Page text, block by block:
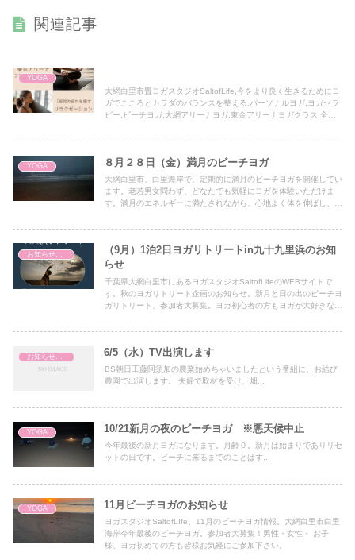
関連記事
YOGA
大網白里市畳ヨガスタジオSaltofLife,今をより良く生きるためにヨ
ガでこころとカラダのバランスを整える,パーソナルヨガ,ヨガセラ
ピー,ビーチヨガ,大網アリーナヨガ,東金アリーナヨガクラス,全米
YOGA ８月２８日（金）満月のビーチヨガ
大網白里市、白里海岸で、定期的に満月のビーチヨガを開催してい
ます。老若男女問わず、どなたでも気軽にヨガを体験いただけま
す。満月のエネルギーに満たされながら、心地よく体を伸ばし、広
（9月）1泊2日ヨガリトリートin九十九里浜のお知
らせ
千葉県大網白里市にあるヨガスタジオSaltofLifeのWEBサイトで
す。秋のヨガリトリート企画のお知らせ。新月と日の出のビーチヨ
ガリトリート、参加者大募集。ヨガ初心者の方もヨガが大好きな方
6/5（水）TV出演します
BS朝日工藤阿須加の農業始めちゃいましたという番組に、お結び
農園で出演します。 夫婦で取材を受け、畑...
YOGA 10/21新月の夜のビーチヨガ ※悪天候中止
今年最後の新月ヨガになります。月齢０。新月は始まりでありリセ
ットの日です。ビーチに来るまでのことはす...
YOGA 11月ビーチヨガのお知らせ
ヨガスタジオSaltofLIfe、11月のビーチヨガ情報。大網白里市白里
海岸今年最後のビーチヨガ。参加者大募集！男性・女性・ お子
様、ヨガ初めての方も皆様お気軽にご参加下さい。